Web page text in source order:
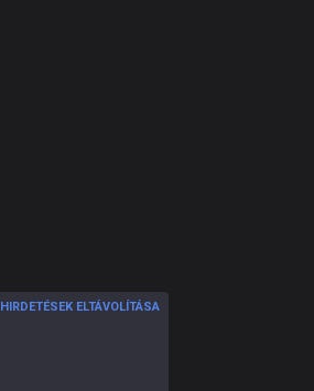
HIRDETÉSEK ELTÁVOLÍTÁSA